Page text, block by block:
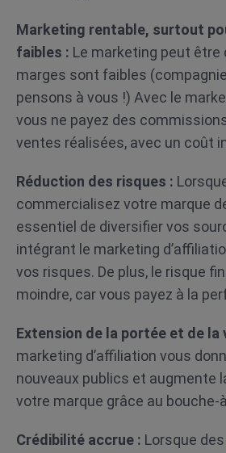
Marketing rentable, surtout
faibles : Le marketing peut être
marges sont faibles
pensons à vous !) Avec le
vous ne payez des
ventes réalisées, avec un coût
Réduction des risques :
commercialisez votre marque
essentiel de diversifier vos
intégrant le marketing
vos risques. De plus, le risque
moindre, car vous payez à la
Extension de la portée et de la
marketing d’affiliation vous
nouveaux publics et augmente
votre marque grâce au bouche-
Crédibilité accrue : Lorsque